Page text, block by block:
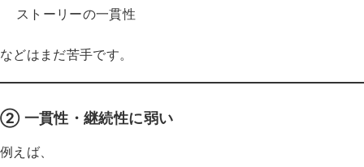
ストーリーの一貫性
などはまだ苦手です。
② 一貫性・継続性に弱い
例えば、